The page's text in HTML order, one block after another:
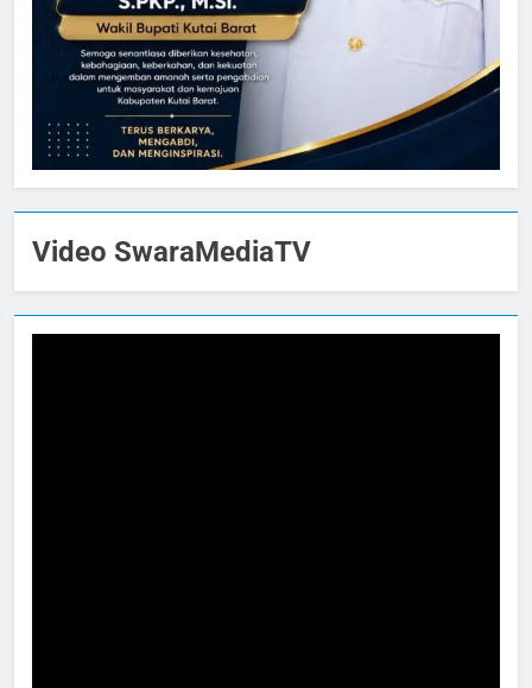
Video SwaraMediaTV